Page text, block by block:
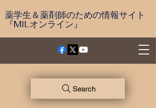
薬学生＆薬剤師のための情報サイト
『MILオンライン』
Search